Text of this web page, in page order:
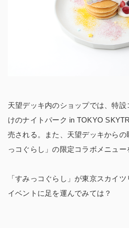
天望デッキ内のショップでは、特
けのナイトパーク in TOKYO
売される。また、天望デッキから
っコぐらし」の限定コラボメニュー
「すみっコぐらし」が東京スカイ
イベントに足を運んでみては？